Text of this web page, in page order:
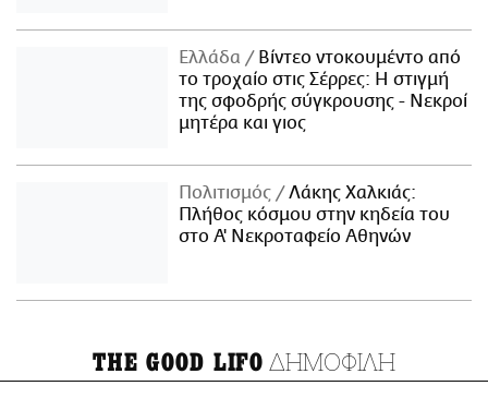
Ελλάδα
Βίντεο ντοκουμέντο από
το τροχαίο στις Σέρρες: Η στιγμή
της σφοδρής σύγκρουσης - Νεκροί
μητέρα και γιος
Πολιτισμός
Λάκης Χαλκιάς:
Πλήθος κόσμου στην κηδεία του
στο Α' Νεκροταφείο Αθηνών
THE GOOD LIFO ΔΗΜΟΦΙΛΗ